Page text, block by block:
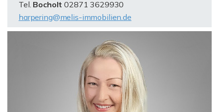
Tel. Bocholt02871 3629930
harpering@melis-immobilien.de